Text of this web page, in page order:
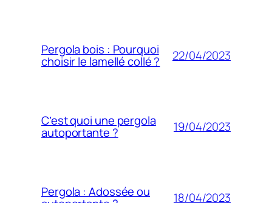
Pergola bois : Pourquoi
choisir le lamellé collé ? 22/04/2023
C’est quoi une pergola
autoportante ? 19/04/2023
Pergola : Adossée ou 18/04/2023